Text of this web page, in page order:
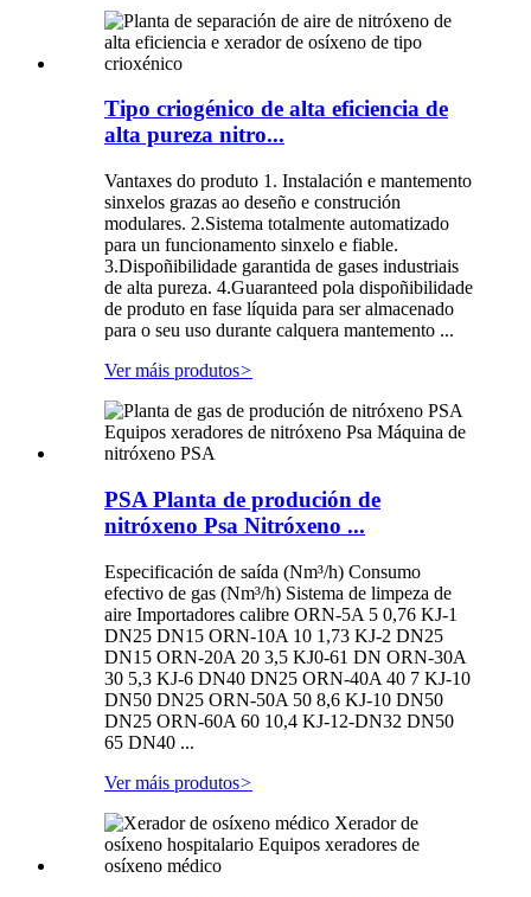
Tipo criogénico de alta eficiencia de
alta pureza nitro...
Vantaxes do produto 1. Instalación e mantemento
sinxelos grazas ao deseño e construción
modulares. 2.Sistema totalmente automatizado
para un funcionamento sinxelo e fiable.
3.Dispoñibilidade garantida de gases industriais
de alta pureza. 4.Guaranteed pola dispoñibilidade
de produto en fase líquida para ser almacenado
para o seu uso durante calquera mantemento ...
Ver máis produtos>
PSA Planta de produción de
nitróxeno Psa Nitróxeno ...
Especificación de saída (Nm³/h) Consumo
efectivo de gas (Nm³/h) Sistema de limpeza de
aire Importadores calibre ORN-5A 5 0,76 KJ-1
DN25 DN15 ORN-10A 10 1,73 KJ-2 DN25
DN15 ORN-20A 20 3,5 KJ0-61 DN ORN-30A
30 5,3 KJ-6 DN40 DN25 ORN-40A 40 7 KJ-10
DN50 DN25 ORN-50A 50 8,6 KJ-10 DN50
DN25 ORN-60A 60 10,4 KJ-12-DN32 DN50
65 DN40 ...
Ver máis produtos>